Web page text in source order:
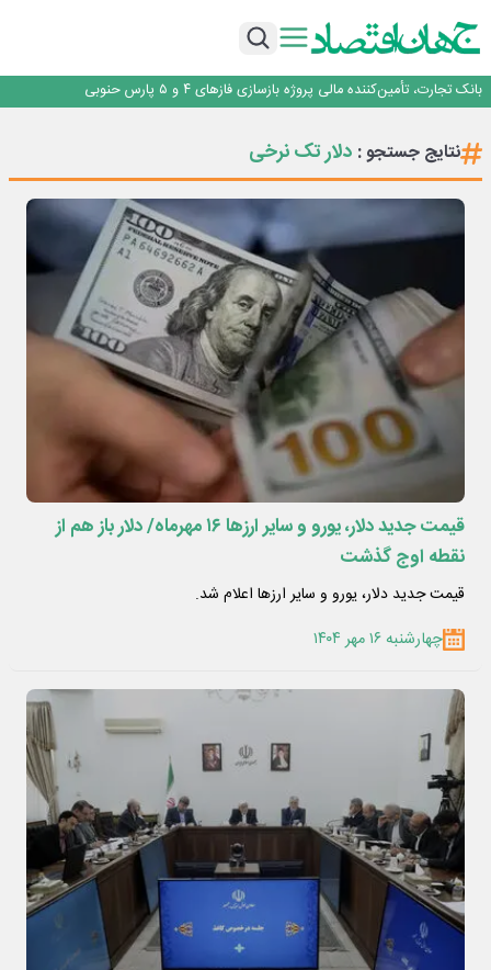
برگزاری آیین نکوداشت فعالان مواکب مرز شلمچه توسط شهرداری منطقه یک
منطقه‌ای
بانک تجارت، تأمین‌کننده مالی پروژه بازسازی فازهای ۴ و ۵ پارس حنوبی
برنده این رقابت داستان‌نویسی، انسان نبود!
برگزاری آیین نکوداشت فعالان مواکب مرز شلمچه توسط شهرداری منطقه یک
نتایج جستجو : دلار تک نرخی
قیمت جدید دلار، یورو و سایر ارزها ۱۶ مهرماه/ دلار باز هم از
نقطه اوج گذشت
قیمت جدید دلار، یورو و سایر ارزها اعلام شد.
چهارشنبه ۱۶ مهر ۱۴۰۴